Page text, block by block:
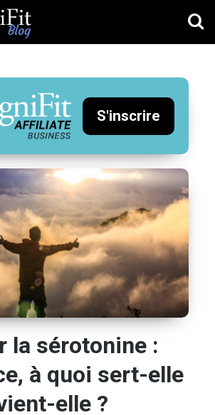
and
S'inscrire
la sérotonine :
à quoi sert-elle
elle ?